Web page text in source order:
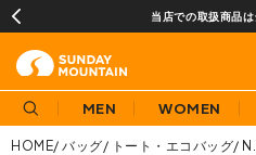
当店での取扱商品
MEN WOMEN
HOME バッグ トート・エコバッグ